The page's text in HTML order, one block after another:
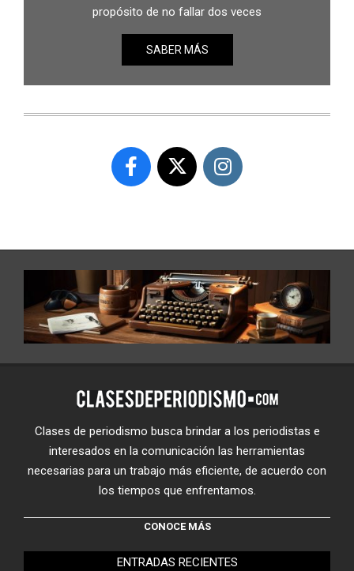
propósito de no fallar dos veces
SABER MÁS
Clases de periodismo busca brindar a los periodistas e
interesados en la comunicación las herramientas
necesarias para un trabajo más eficiente, de acuerdo con
los tiempos que enfrentamos.
CONOCE MÁS
ENTRADAS RECIENTES